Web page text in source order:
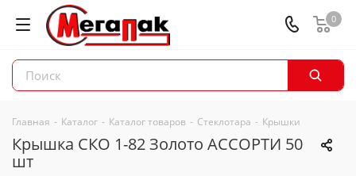
0
Главная - Каталог - Каталог товаров - Стеклотара - Крышки
Крышка СКО 1-82 Золото АССОРТИ 50
шт